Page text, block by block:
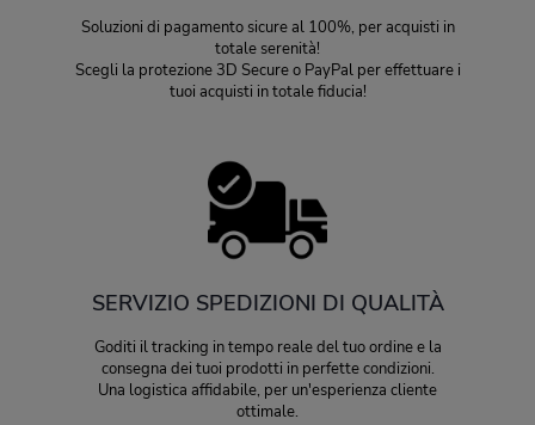
Soluzioni di pagamento sicure al 100%, per acquisti in
totale serenità!
Scegli la protezione 3D Secure o PayPal per effettuare i
tuoi acquisti in totale fiducia!
SERVIZIO SPEDIZIONI DI QUALITÀ
Goditi il tracking in tempo reale del tuo ordine e la
consegna dei tuoi prodotti in perfette condizioni.
Una logistica affidabile, per un'esperienza cliente
ottimale.